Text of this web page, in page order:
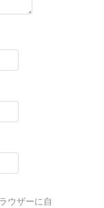
ウザーに自